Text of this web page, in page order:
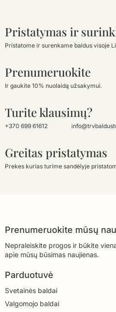
Pristatymas ir
Pristatome ir surenkame baldus visoje
Prenumeruokite
Ir gaukite 10% nuolaidą užsakymui.
Turite klausimų?
+370 699 61612
Greitas pristatymas
Prekes kurias turime sandėlyje
Prenumeruokite mūsų
Nepraleiskite progos ir būkite
apie mūsų būsimas naujienas.
Parduotuvė
Svetainės baldai
Valgomojo baldai